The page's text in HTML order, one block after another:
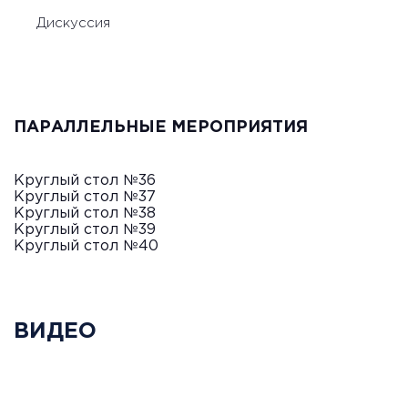
Дискуссия
ПАРАЛЛЕЛЬНЫЕ МЕРОПРИЯТИЯ
Круглый стол №36
Круглый стол №37
Круглый стол №38
Круглый стол №39
Круглый стол №40
ВИДЕО